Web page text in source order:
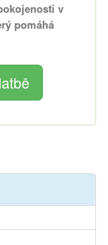
v
pomáhá